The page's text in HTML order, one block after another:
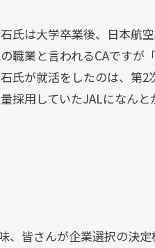
氏は大学卒業後、日本航
職業と言われるCAですが
氏が就活をしたのは、第2
採用していたJALになんと
皆さんが企業選択の決定